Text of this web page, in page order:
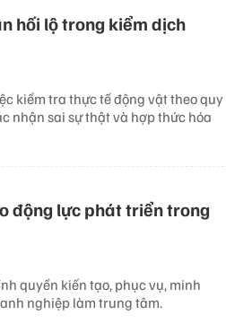
hối lộ trong kiểm dịch
kiểm tra thực tế động vật theo quy
nhận sai sự thật và hợp thức hóa
động lực phát triển trong
quyền kiến tạo, phục vụ, minh
nghiệp làm trung tâm.